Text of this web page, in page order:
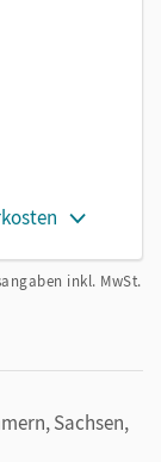
inkl. MwSt.
Sachsen,